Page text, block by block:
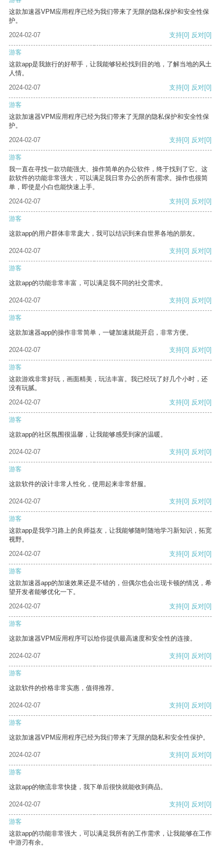
这款加速器VPM应用程序已经为我们带来了无限的隐私保护和安全性保
护。
2024-02-07
支持[0] 反对[0]
游客
这款app是我旅行的好帮手，让我能够轻松找到目的地，了解当地的风土
人情。
2024-02-07
支持[0] 反对[0]
游客
这款加速器VPM应用程序已经为我们带来了无限的隐私保护和安全性保
护。
2024-02-07
支持[0] 反对[0]
游客
我一直在寻找一款功能强大、操作简单的办公软件，终于找到了它。这
款软件的功能非常强大，可以满足我日常办公的所有需求。操作也很简
单，即使是小白也能快速上手。
2024-02-07
支持[0] 反对[0]
游客
这款app的用户群体非常庞大，我可以结识到来自世界各地的朋友。
2024-02-07 支持[0] 反对[0]
游客
这款app的功能非常丰富，可以满足我不同的社交需求。
2024-02-07 支持[0] 反对[0]
游客
这款加速器app的操作非常简单，一键加速就能开启，非常方便。
2024-02-07 支持[0] 反对[0]
游客
这款游戏非常好玩，画面精美，玩法丰富。我已经玩了好几个小时，还
没有玩腻。
2024-02-07
支持[0] 反对[0]
游客
这款app的社区氛围很温馨，让我能够感受到家的温暖。
2024-02-07 支持[0] 反对[0]
游客
这款软件的设计非常人性化，使用起来非常舒服。
2024-02-07 支持[0] 反对[0]
游客
这款app是我学习路上的良师益友，让我能够随时随地学习新知识，拓宽
视野。
2024-02-07
支持[0] 反对[0]
游客
这款加速器app的加速效果还是不错的，但偶尔也会出现卡顿的情况，希
望开发者能够优化一下。
2024-02-07
支持[0] 反对[0]
游客
这款加速器VPM应用程序可以给你提供最高速度和安全性的连接。
2024-02-07 支持[0] 反对[0]
游客
这款软件的价格非常实惠，值得推荐。
2024-02-07 支持[0] 反对[0]
游客
这款加速器VPM应用程序已经为我们带来了无限的隐私和安全性保护。
2024-02-07 支持[0] 反对[0]
游客
这款app的物流非常快捷，我下单后很快就能收到商品。
2024-02-07 支持[0] 反对[0]
游客
这款app的功能非常强大，可以满足我所有的工作需求，让我能够在工作
中游刃有余。